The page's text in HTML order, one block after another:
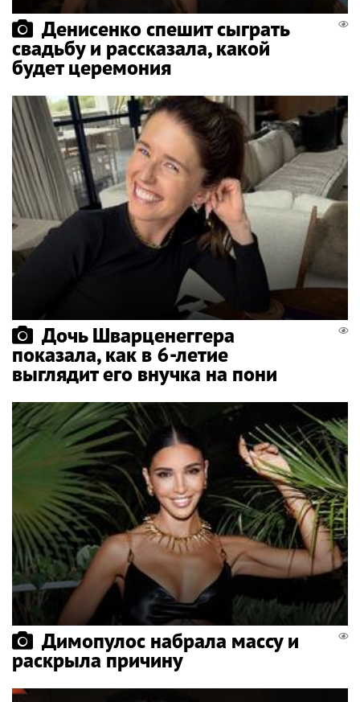
Денисенко спешит сыграть
свадьбу и рассказала, какой
будет церемония
Дочь Шварценеггера
показала, как в 6-летие
выглядит его внучка на пони
Димопулос набрала массу и
раскрыла причину